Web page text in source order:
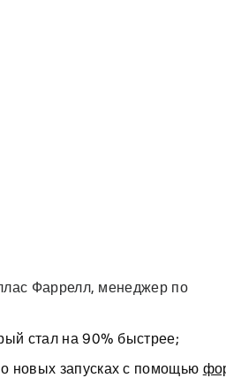
Фаррелл, менеджер по
стал на 90% быстрее;
новых запусках с помощью